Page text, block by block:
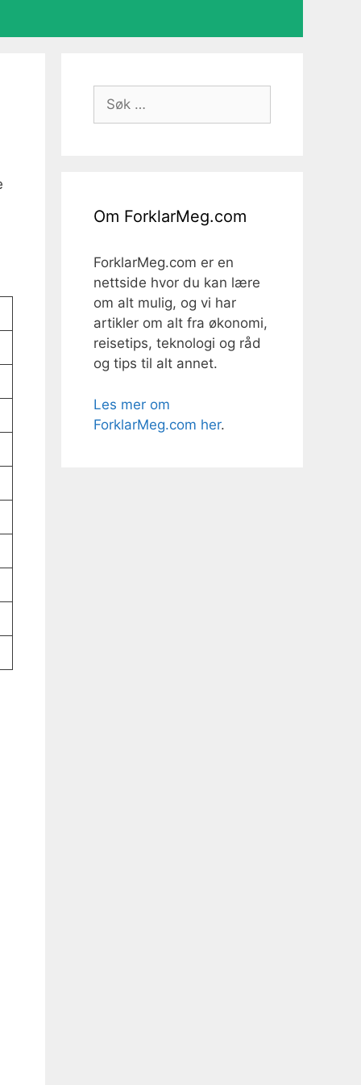
Søk
etter:
Om ForklarMeg.com
ForklarMeg.com er en
nettside hvor du kan lære
om alt mulig, og vi har
artikler om alt fra økonomi,
reisetips, teknologi og råd
og tips til alt annet.
Les mer om
ForklarMeg.com her.